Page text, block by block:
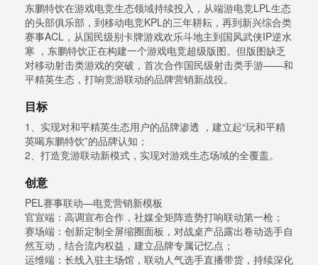
东鹏特饮在游戏电竞生态领域持续投入，从端游电竞LPL生态
的头部俱乐部，到移动电竞KPL的三年耕耘，再到新兴综合类
赛事ACL，从国民级别卡牌游戏欢乐斗地主到国风武侠IP逆水
寒 ，东鹏特饮正在构建一个游戏电竞超级版图。但版图缺乏
对移动射击类游戏的突破，首次合作国民级射击类手游——和
平精英生态，打响竞游联动的品牌营销新战役。
目标
1、实现对和平精英生态用户的品牌渗透 ，建立起“玩和平精
英喝东鹏特饮”的品牌认知；
2、打造竞游联动新模式，实现对游戏生态场域的全覆盖。
创意
PEL赛事联动—电竞营销新模板
官宣端：高调宣布合作，社媒全矩阵造势打响联动第一枪；
赛场端：创新定制全屏缩圈面板，对战桌产品露出卷动选手自
然互动，结合流内权益，建立品牌专属记忆点；
运维端：长线入驻主场馆，联动人气选手直播带货，持续深化